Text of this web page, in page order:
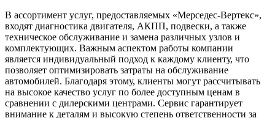
В ассортимент услуг, предоставляемых «Мерседес-Вертекс»,
входят диагностика двигателя, АКПП, подвески, а также
техническое обслуживание и замена различных узлов и
комплектующих. Важным аспектом работы компании
является индивидуальный подход к каждому клиенту, что
позволяет оптимизировать затраты на обслуживание
автомобилей. Благодаря этому, клиенты могут рассчитывать
на высокое качество услуг по более доступным ценам в
сравнении с дилерскими центрами. Сервис гарантирует
внимание к деталям и высокую степень ответственности за